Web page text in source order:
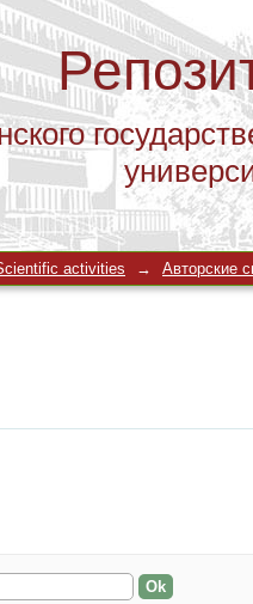
activities → Авторские